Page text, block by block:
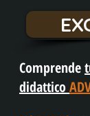
Comprende
didattico